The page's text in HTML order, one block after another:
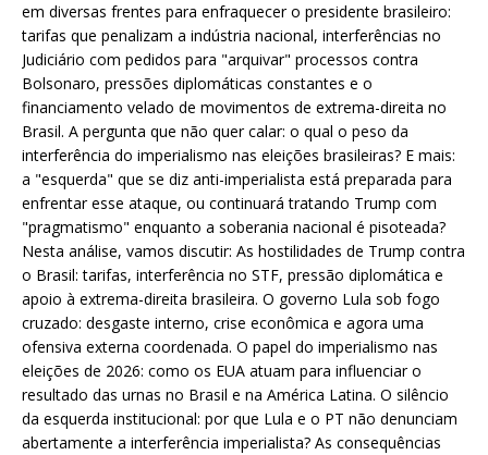
em diversas frentes para enfraquecer o presidente brasileiro:
tarifas que penalizam a indústria nacional, interferências no
Judiciário com pedidos para "arquivar" processos contra
Bolsonaro, pressões diplomáticas constantes e o
financiamento velado de movimentos de extrema-direita no
Brasil. A pergunta que não quer calar: o qual o peso da
interferência do imperialismo nas eleições brasileiras? E mais:
a "esquerda" que se diz anti-imperialista está preparada para
enfrentar esse ataque, ou continuará tratando Trump com
"pragmatismo" enquanto a soberania nacional é pisoteada?
Nesta análise, vamos discutir: As hostilidades de Trump contra
o Brasil: tarifas, interferência no STF, pressão diplomática e
apoio à extrema-direita brasileira. O governo Lula sob fogo
cruzado: desgaste interno, crise econômica e agora uma
ofensiva externa coordenada. O papel do imperialismo nas
eleições de 2026: como os EUA atuam para influenciar o
resultado das urnas no Brasil e na América Latina. O silêncio
da esquerda institucional: por que Lula e o PT não denunciam
abertamente a interferência imperialista? As consequências